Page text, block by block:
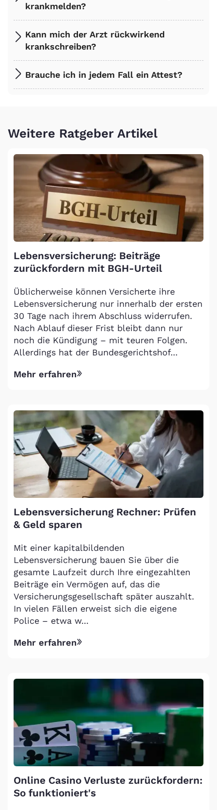
krankmelden?
Kann mich der Arzt rückwirkend
krankschreiben?
Brauche ich in jedem Fall ein Attest?
Weitere Ratgeber Artikel
Lebensversicherung: Beiträge
zurückfordern mit BGH-Urteil
Üblicherweise können Versicherte ihre
Lebensversicherung nur innerhalb der ersten
30 Tage nach ihrem Abschluss widerrufen.
Nach Ablauf dieser Frist bleibt dann nur
noch die Kündigung – mit teuren Folgen.
Allerdings hat der Bundesgerichtshof...
Mehr erfahren
Lebensversicherung Rechner: Prüfen
& Geld sparen
Mit einer kapitalbildenden
Lebensversicherung bauen Sie über die
gesamte Laufzeit durch Ihre eingezahlten
Beiträge ein Vermögen auf, das die
Versicherungsgesellschaft später auszahlt.
In vielen Fällen erweist sich die eigene
Police – etwa w...
Mehr erfahren
Online Casino Verluste zurückfordern:
So funktioniert's